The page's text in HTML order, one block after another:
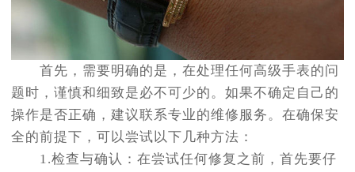
首先，需要明确的是，在处理任何高级手表的问
题时，谨慎和细致是必不可少的。如果不确定自己的
操作是否正确，建议联系专业的维修服务。在确保安
全的前提下，可以尝试以下几种方法：
1.检查与确认：在尝试任何修复之前，首先要仔